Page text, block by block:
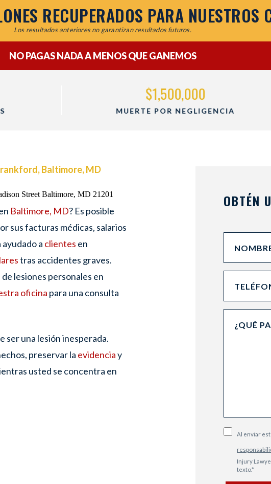
RECUPERADOS PARA NUESTROS
Los resultados anteriores no garantizan resultados futuros.
NO PAGAS NADA A MENOS QUE GANEMOS
MUERTE POR NEGLIGENCIA
Baltimore, MD
Baltimore, MD? Es posible
sus facturas médicas, salarios
ayudado a clientes en
tras accidentes graves.
lesiones personales en
oficina para una consulta
una lesión inesperada.
preservar la evidenciay
usted se concentra en
OBTÉN
Al enviar
Injury
texto.*